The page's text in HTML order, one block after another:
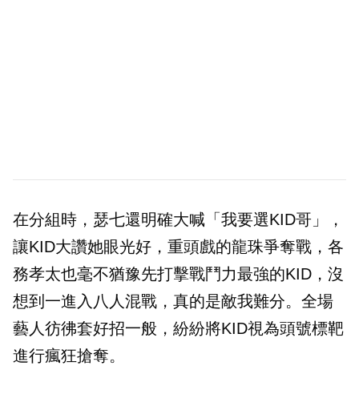
在分組時，瑟七還明確大喊「我要選KID哥」，
讓KID大讚她眼光好，重頭戲的龍珠爭奪戰，各
務孝太也毫不猶豫先打擊戰鬥力最強的KID，沒
想到一進入八人混戰，真的是敵我難分。全場
藝人彷彿套好招一般，紛紛將KID視為頭號標靶
進行瘋狂搶奪。